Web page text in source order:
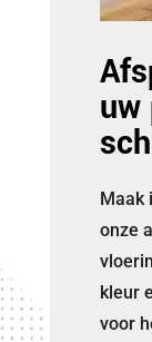
uw
Maak
onze
kleur
voor